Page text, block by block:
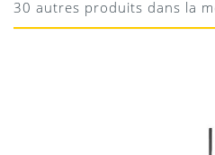
30 autres produits dans la